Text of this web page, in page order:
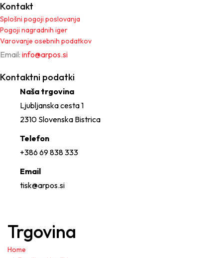
Kontakt
Splošni pogoji poslovanja
Pogoji nagradnih iger
Varovanje osebnih podatkov
Email: info@arpos.si
Kontaktni podatki
Naša trgovina
Ljubljanska cesta 1
2310 Slovenska Bistrica
Telefon
+386 69 838 333
Email
tisk@arpos.si
Trgovina
Home